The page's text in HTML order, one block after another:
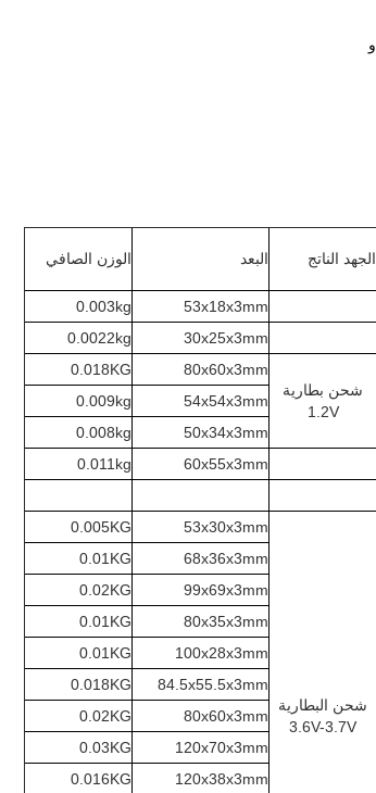
الجهد الناتج البعد الوزن الصافي
53x18x3mm
0.003kg
30x25x3mm
0.0022kg
شحن بطارية
1.2V
80x60x3mm
0.018KG
54x54x3mm
0.009kg
50x34x3mm
0.008kg
60x55x3mm
0.011kg
شحن البطارية
3.6V-3.7V
53x30x3mm
0.005KG
68x36x3mm
0.01KG
99x69x3mm
0.02KG
80x35x3mm
0.01KG
100x28x3mm
0.01KG
84.5x55.5x3mm
0.018KG
80x60x3mm
0.02KG
120x70x3mm
0.03KG
120x38x3mm
0.016KG